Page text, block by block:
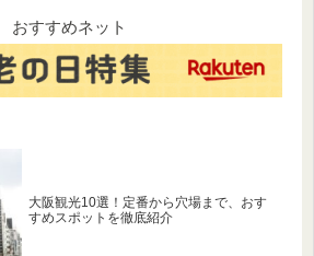
体的な
探ります。
おすすめネット
大阪観光10選！定番から穴場まで、おす
すめスポットを徹底紹介